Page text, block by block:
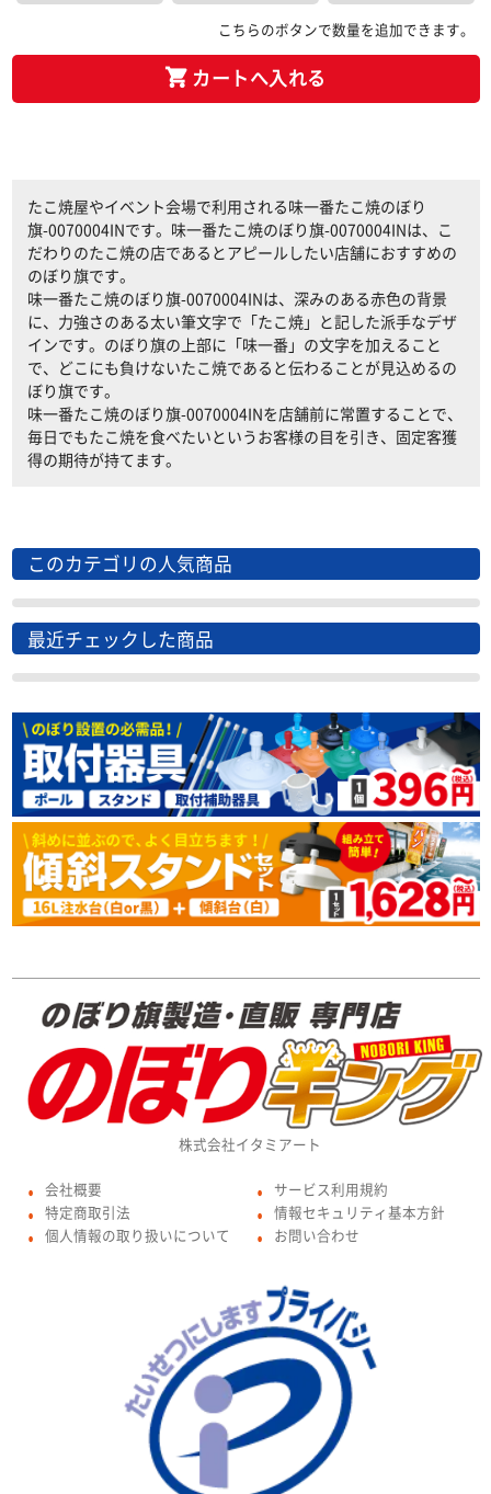
こちらのボタンで数量を追加できます。
カートへ入れる
たこ焼屋やイベント会場で利用される味一番たこ焼のぼり
旗-0070004INです。味一番たこ焼のぼり旗-0070004INは、こ
だわりのたこ焼の店であるとアピールしたい店舗におすすめの
のぼり旗です。
味一番たこ焼のぼり旗-0070004INは、深みのある赤色の背景
に、力強さのある太い筆文字で「たこ焼」と記した派手なデザ
インです。のぼり旗の上部に「味一番」の文字を加えること
で、どこにも負けないたこ焼であると伝わることが見込めるの
ぼり旗です。
味一番たこ焼のぼり旗-0070004INを店舗前に常置することで、
毎日でもたこ焼を食べたいというお客様の目を引き、固定客獲
得の期待が持てます。
このカテゴリの人気商品
最近チェックした商品
株式会社イタミアート
● 会社概要
● 特定商取引法
● 個人情報の取り扱いについて
● サービス利用規約
● 情報セキュリティ基本方針
● お問い合わせ